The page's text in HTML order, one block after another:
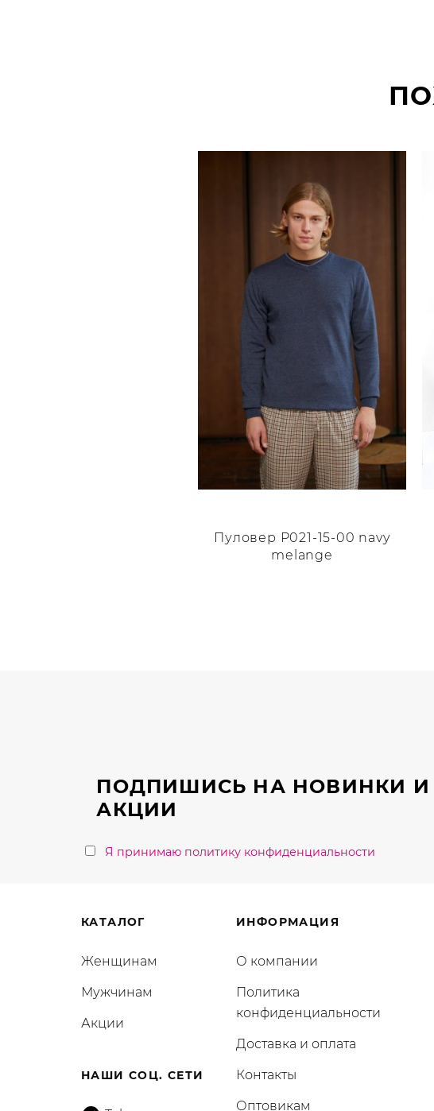
Пуловер P021-15-00 navy
melange
товара.
ПОДПИШИСЬ НА НОВИНКИ И
АКЦИИ
Я принимаю политику конфиденциальности
КАТАЛОГ
Женщинам
Мужчинам
Акции
НАШИ СОЦ. СЕТИ
ИНФОРМАЦИЯ
О компании
Политика
конфиденциальности
Доставка и оплата
Контакты
Оптовикам